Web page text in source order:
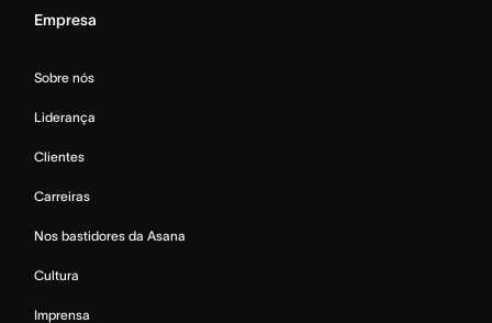
Empresa
Sobre nós
Liderança
Clientes
Carreiras
Nos bastidores da Asana
Cultura
Imprensa